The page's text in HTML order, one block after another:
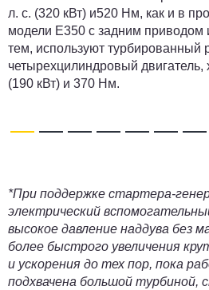
л. с. (320 кВт) и520 Нм, как и в
модели E350 с задним приводом
тем, используют турбированный
четырехцилиндровый
(190 кВт) и 370 Нм.
*При поддержке стартера-
электрический
высокое давление наддува без
более быстрого увеличения
и ускорения до тех пор, пока
подхвачена большой турбиной,